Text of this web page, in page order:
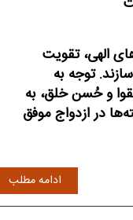
الهی، تقویت
توجه به
و حُسن خلق، به
در ازدواج موفق
ادامه مطلب